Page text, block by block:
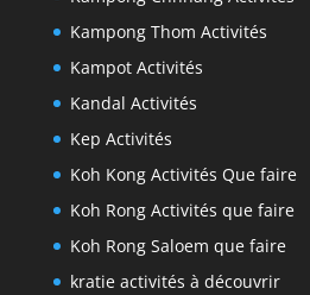
Kampong Thom Activités
Kampot Activités
Kandal Activités
Kep Activités
Koh Kong Activités Que faire
Koh Rong Activités que faire
Koh Rong Saloem que faire
kratie activités à découvrir